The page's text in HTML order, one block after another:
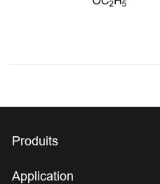
Produits
Application